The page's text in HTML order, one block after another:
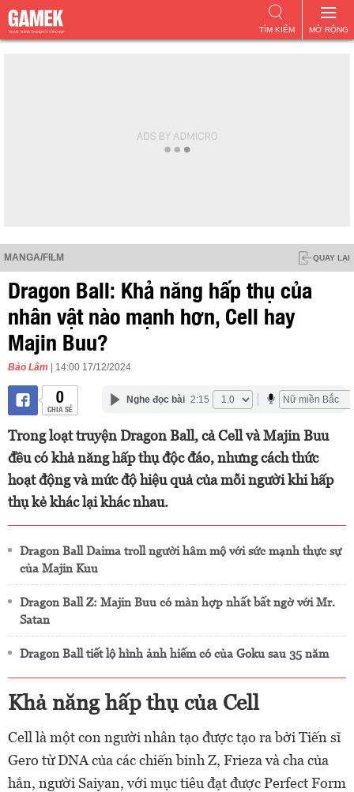
MỞ RỘNG
TÌM KIẾM
MANGA/FILM QUAY LẠI
Dragon Ball: Khả năng hấp thụ của
nhân vật nào mạnh hơn, Cell hay
Majin Buu?
Bảo Lâm | 14:00 17/12/2024
0
CHIA SẺ
Nghe đọc bài 2:15
Trong loạt truyện Dragon Ball, cả Cell và Majin Buu
đều có khả năng hấp thụ độc đáo, nhưng cách thức
hoạt động và mức độ hiệu quả của mỗi người khi hấp
thụ kẻ khác lại khác nhau.
Dragon Ball Daima troll người hâm mộ với sức mạnh thực sự
của Majin Kuu
Dragon Ball Z: Majin Buu có màn hợp nhất bất ngờ với Mr.
Satan
Dragon Ball tiết lộ hình ảnh hiếm có của Goku sau 35 năm
Khả năng hấp thụ của Cell
Cell là một con người nhân tạo được tạo ra bởi Tiến sĩ
Gero từ DNA của các chiến binh Z, Frieza và cha của
hắn, người Saiyan, với mục tiêu đạt được Perfect Form